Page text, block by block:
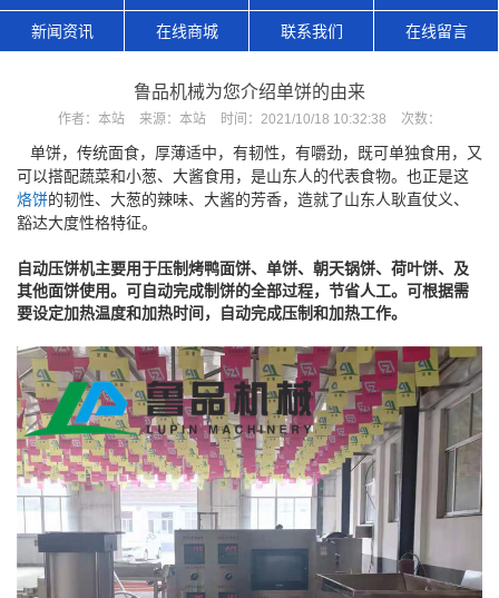
新闻资讯 在线商城 联系我们 在线留言
鲁品机械为您介绍单饼的由来
作者： 本站 来源： 本站 时间： 2021/10/18 10:32:38 次数：
单饼，传统面食，厚薄适中，有韧性，有嚼劲，既可单独食用，又
可以搭配蔬菜和小葱、大酱食用，是山东人的代表食物。也正是这
烙饼的韧性、大葱的辣味、大酱的芳香，造就了山东人耿直仗义、
豁达大度性格特征。
自动压饼机主要用于压制烤鸭面饼、单饼、朝天锅饼、荷叶饼、及
其他面饼使用。可自动完成制饼的全部过程，节省人工。可根据需
要设定加热温度和加热时间，自动完成压制和加热工作。